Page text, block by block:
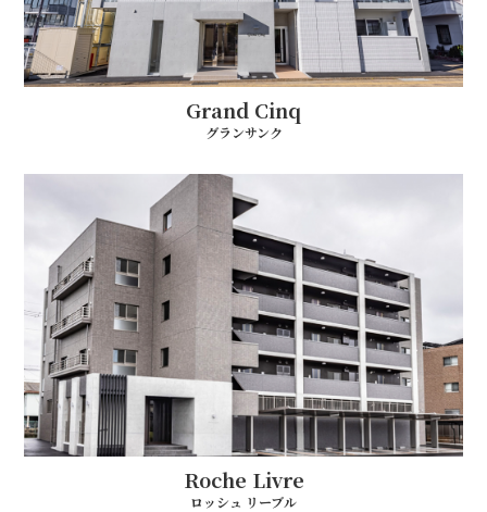
Grand Cinq
グランサンク
Roche Livre
ロッシュ リーブル